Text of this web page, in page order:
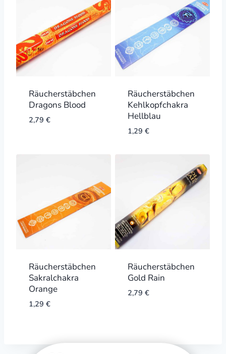
Räucherstäbchen
Dragons Blood
2,79 €
Räucherstäbchen
Kehlkopfchakra
Hellblau
1,29 €
Räucherstäbchen
Sakralchakra
Orange
1,29 €
Räucherstäbchen
Gold Rain
2,79 €